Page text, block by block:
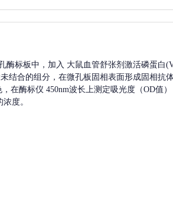
酶标板中，加入 大鼠血管舒张剂激活磷蛋白
结合的组分，在微孔板固相表面形成固相抗
在酶标仪 450nm波长上测定吸光度（OD值
浓度。